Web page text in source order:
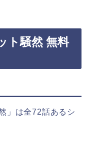
ト騒然 無料
」 は全72話あるシ